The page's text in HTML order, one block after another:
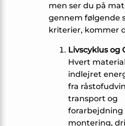
men ser du på
gennem følgende
kriterier, kommer
Livscyklus og
Hvert
indlejret
fra
transport og
forarbejdning
montering,